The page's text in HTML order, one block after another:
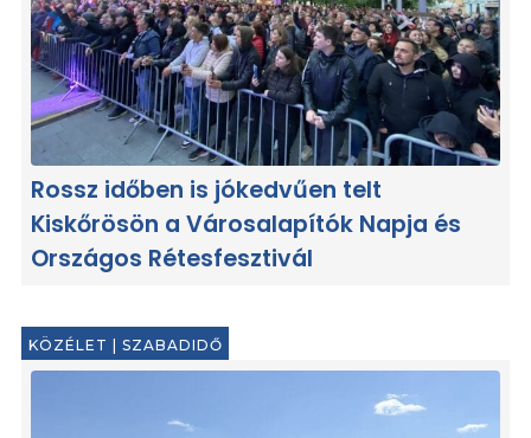
Rossz időben is jókedvűen telt
Kiskőrösön a Városalapítók Napja és
Országos Rétesfesztivál
KÖZÉLET SZABADIDŐ